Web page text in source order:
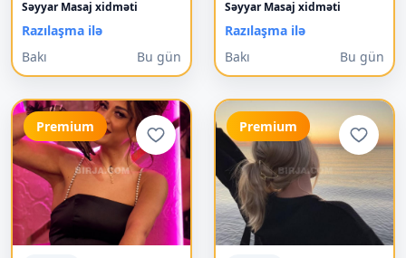
Səyyar Masaj xidməti
Razılaşma ilə
Bakı
Bu gün
Səyyar Masaj xidməti
Razılaşma ilə
Bakı
Bu gün
Premium Premium